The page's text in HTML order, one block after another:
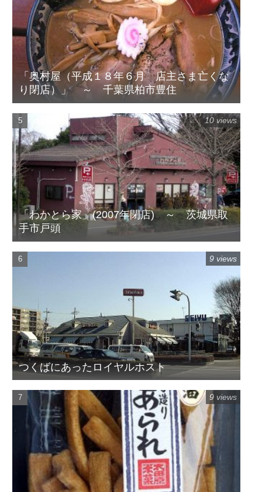
「奥村屋（平成１８年６月 店主さま亡くな
り閉店）」 ～ 千葉県柏市豊住
「わかとら家」(2007年閉店) ～ 茨城県取
手市戸頭
10 views
つくばにあったロイヤルホスト
9 views
9 views